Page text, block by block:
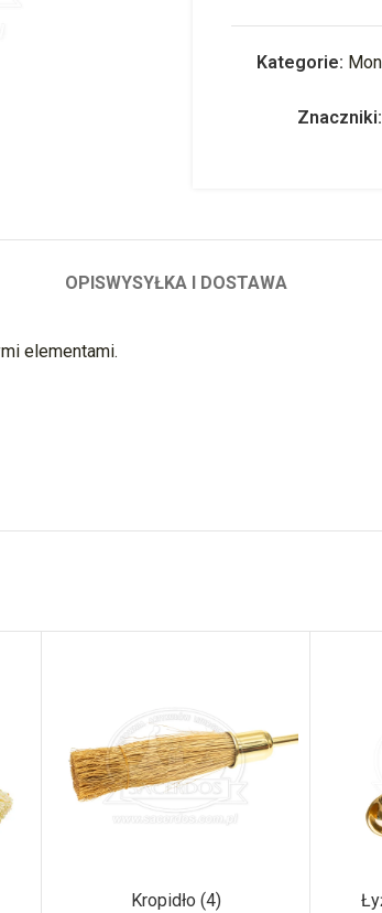
Kategorie:
Znaczniki:
OPISWYSYŁKA I DOSTAWA
elementami.
Kropidło (4)